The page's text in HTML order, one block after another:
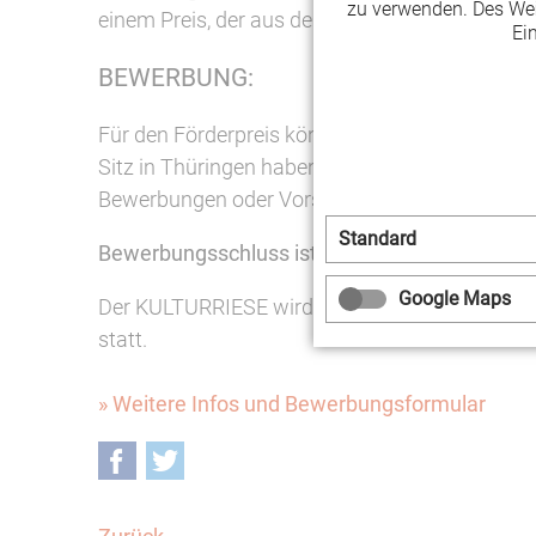
einem Preis, der aus der freien Kulturszene
BEWERBUNG:
Für den Förderpreis können sich
Sitz in Thüringen haben und sich im
Bewerbungen oder Vorschläge sind online über
Bewerbungsschluss ist der 31. August 2019.
Der KULTURRIESE wird von der LAG
statt.
» Weitere Infos und Bewerbungsformular
Facebook
zu verwenden. Des
Standard
Google Maps